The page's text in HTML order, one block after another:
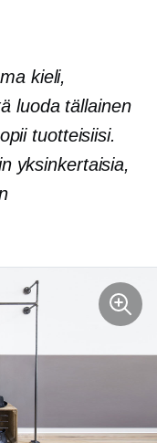
kieli,
luoda tällainen
tuotteisiisi.
yksinkertaisia,